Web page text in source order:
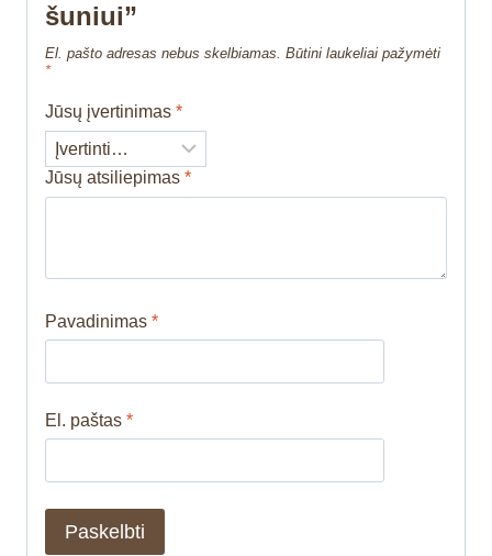
šuniui”
El. pašto adresas nebus skelbiamas. Būtini laukeliai pažymėti
*
Jūsų įvertinimas *
Jūsų atsiliepimas *
Pavadinimas *
El. paštas *